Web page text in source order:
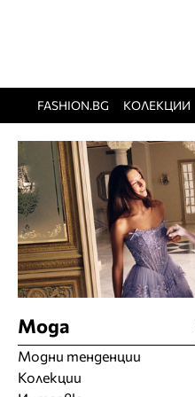
FASHION.BG КОЛЕКЦИИ
Мода
Модни тенденции
Колекции